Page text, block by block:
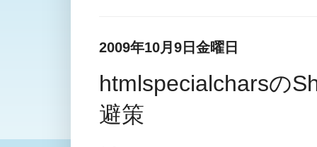
2009年10月9日金曜日
htmlspecialcharsの
避策